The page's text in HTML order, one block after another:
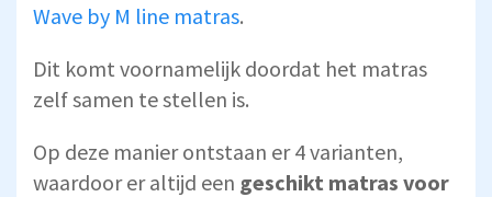
Wave by M line matras.
Dit komt voornamelijk doordat het matras
zelf samen te stellen is.
Op deze manier ontstaan er 4 varianten,
waardoor er altijd een geschikt matras voor